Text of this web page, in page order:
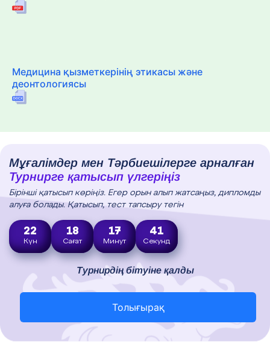
Медицина қызметкерінің этикасы және
деонтологиясы
Мұғалімдер мен Тәрбиешілерге арналған
Турнирге қатысып үлгеріңіз
Бірінші қатысып көріңіз. Егер орын алып жатсаңыз, дипломды
алуға болады. Қатысып, тест тапсыру тегін
22
Күн
18
Сағат
17
Минут
40
Секунд
Турнирдің бітуіне қалды
Толығырақ